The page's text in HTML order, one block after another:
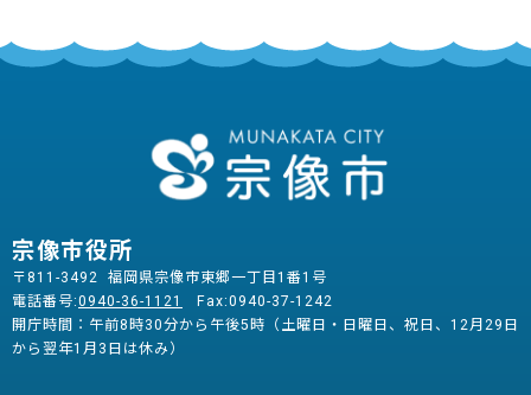
宗像市役所
〒811-3492 福岡県宗像市東郷一丁目1番1号
電話番号:0940-36-1121
Fax:0940-37-1242
開庁時間：午前8時30分から午後5時（土曜日・日曜日、祝日、12月29日
から翌年1月3日は休み）